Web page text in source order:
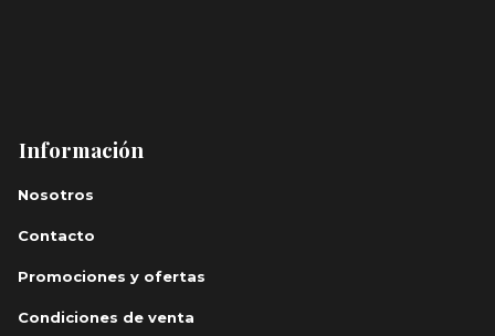
Información
Nosotros
Contacto
Promociones y ofertas
Condiciones de venta